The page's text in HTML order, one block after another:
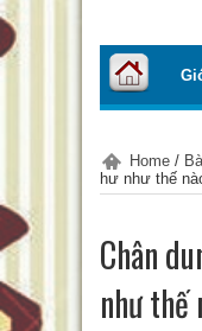
Tư Vấn –
Chào Tiếng
Trại Hè
Home /
hư như thế
Chân
như thế